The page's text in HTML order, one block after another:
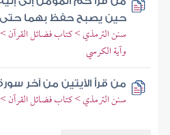
حين يصبح حفظ بهما
سنن الترمذي > كتاب فضائل القرآن
وآية الكرسي
من قرأ الآيتين من آخر
سنن الترمذي > كتاب فضائل القرآن